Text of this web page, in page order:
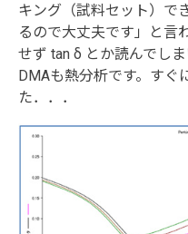
キング（試料セット）で
るので大丈夫です」と言
せず tan δ とか読んでし
DMAも熱分析です。すぐ
た．．．